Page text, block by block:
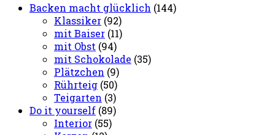
Backen macht glücklich (144)
Klassiker (92)
mit Baiser (11)
mit Obst (94)
mit Schokolade (35)
Plätzchen (9)
Rührteig (50)
Teigarten (3)
Do it yourself (89)
Interior (55)